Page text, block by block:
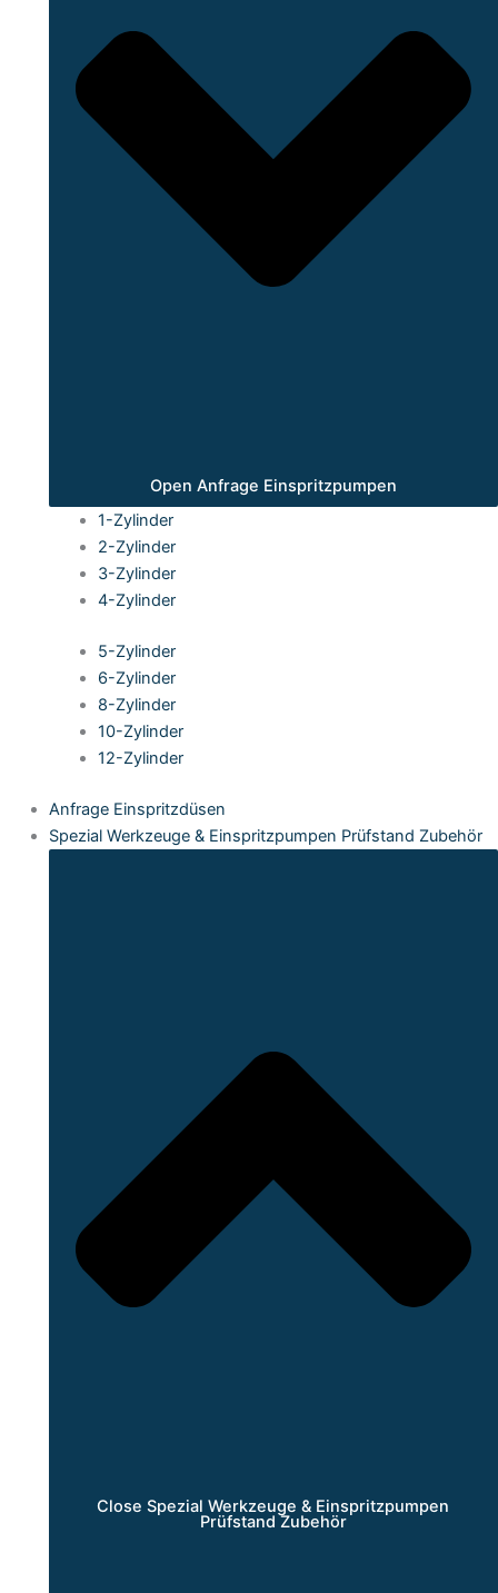
Open Anfrage Einspritzpumpen
1-Zylinder
2-Zylinder
3-Zylinder
4-Zylinder
5-Zylinder
6-Zylinder
8-Zylinder
10-Zylinder
12-Zylinder
Anfrage Einspritzdüsen
Spezial Werkzeuge & Einspritzpumpen Prüfstand Zubehör
Close Spezial Werkzeuge & Einspritzpumpen
Prüfstand Zubehör